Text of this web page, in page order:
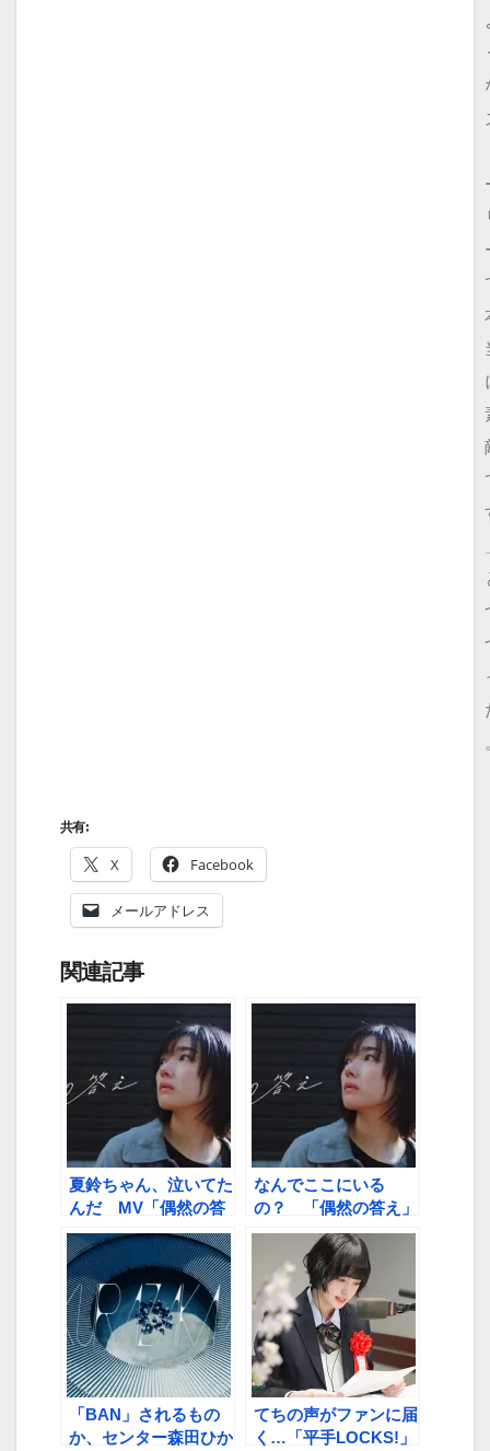
共有:
X Facebook
メールアドレス
関連記事
夏鈴ちゃん、泣いてた
んだ MV「偶然の答
え」撮影秘話
なんでここにいる
の？ 「偶然の答え」
MVから予感すること
「BAN」されるもの
か、センター森田ひか
てちの声がファンに届
く…「平手LOCKS!」